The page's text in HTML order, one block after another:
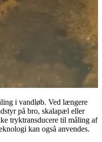
i vandløb. Ved længere
på bro, skalapæl eller
tryktransducere til måling af
kan også anvendes.